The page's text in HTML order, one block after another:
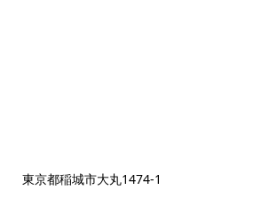
東京都稲城市大丸1474‐1